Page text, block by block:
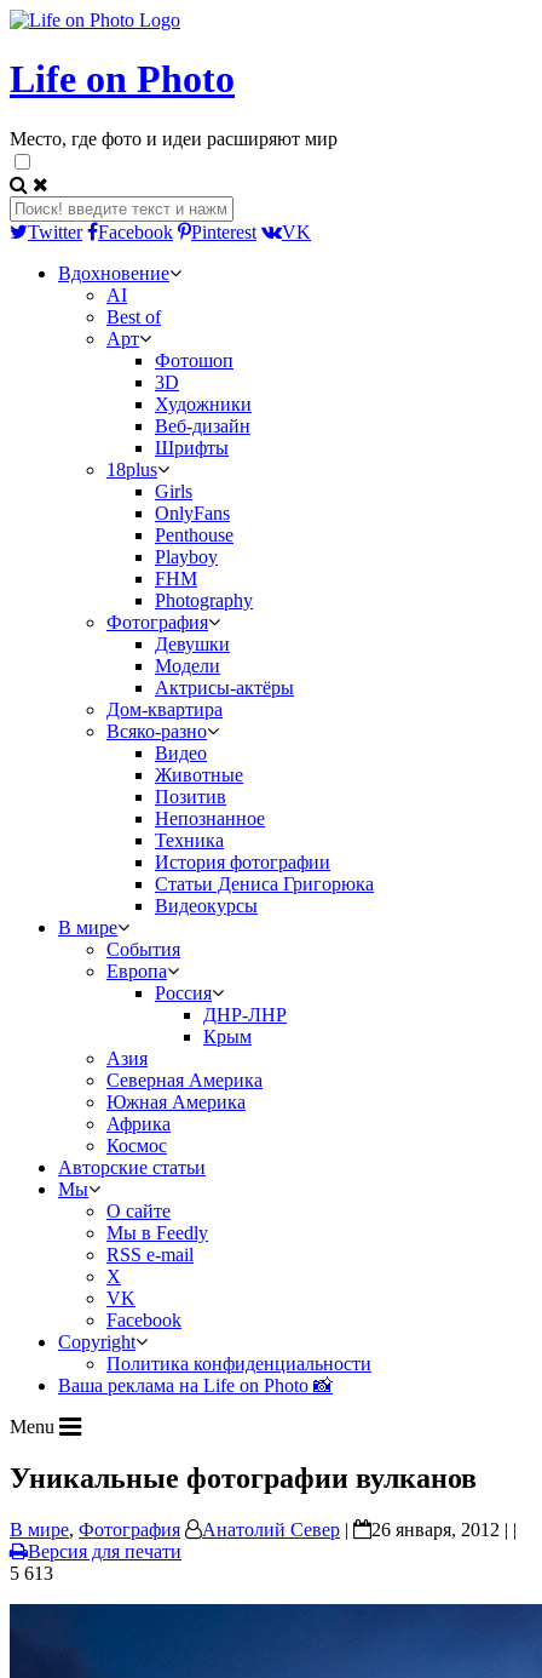
Life on Photo
Место, где фото и идеи расширяют мир
Twitter Facebook Pinterest
VK
Вдохновение
AI
Best of
Арт
Фотошоп
3D
Художники
Веб-дизайн
Шрифты
18plus
Girls
OnlyFans
Penthouse
Playboy
FHM
Photography
Фотография
Девушки
Модели
Актрисы-актёры
Дом-квартира
Всяко-разно
Видео
Животные
Позитив
Непознанное
Техника
История фотографии
Статьи Дениса Григорюка
Видеокурсы
В мире
События
Европа
Россия
ДНР-ЛНР
Крым
Азия
Северная Америка
Южная Америка
Африка
Космос
Авторские статьи
Мы
О сайте
Мы в Feedly
RSS e-mail
X
VK
Facebook
Copyright
Политика конфиденциальности
Ваша реклама на Life on Photo 📸
Menu
Уникальные фотографии вулканов
В мире, Фотография Анатолий Север |
26 января, 2012 | |
Версия для печати
5 613